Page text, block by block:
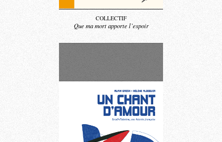
COLLECTIF
Que ma mort apporte l’espoir